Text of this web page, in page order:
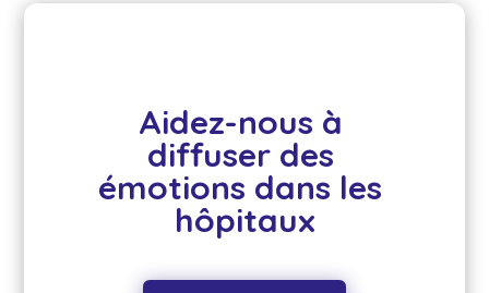
Aidez-nous à
diffuser des
émotions dans les
hôpitaux